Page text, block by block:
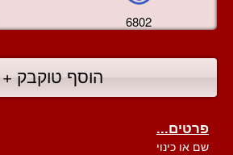
6802
הוסף טוקבק +
פרטים...
שם או כינוי